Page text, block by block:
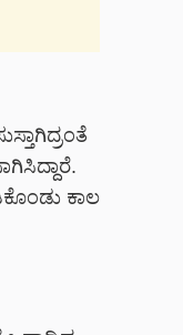
ಕಾಲ